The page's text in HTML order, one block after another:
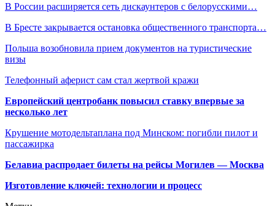
В России расширяется сеть дискаунтеров с белорусскими…
В Бресте закрывается остановка общественного транспорта…
Польша возобновила прием документов на туристические
визы
Телефонный аферист сам стал жертвой кражи
Европейский центробанк повысил ставку впервые за
несколько лет
Крушение мотодельтаплана под Минском: погибли пилот и
пассажирка
Белавиа распродает билеты на рейсы Могилев — Москва
Изготовление ключей: технологии и процесс